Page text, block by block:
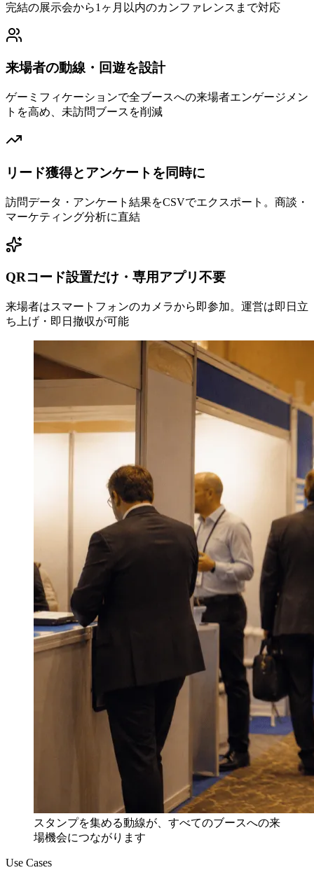
完結の展示会から1ヶ月以内のカンファレンスまで対応
来場者の動線・回遊を設計
ゲーミフィケーションで全ブースへの来場者エンゲージメン
トを高め、未訪問ブースを削減
リード獲得とアンケートを同時に
訪問データ・アンケート結果をCSVでエクスポート。商談・
マーケティング分析に直結
QRコード設置だけ・専用アプリ不要
来場者はスマートフォンのカメラから即参加。運営は即日立
ち上げ・即日撤収が可能
スタンプを集める動線が、すべてのブースへの来
場機会につながります
Use Cases